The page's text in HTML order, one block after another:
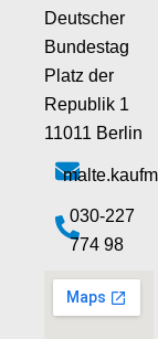
Deutscher
Bundestag
Platz der
Republik 1
11011 Berlin
‭030-227
774 98‬